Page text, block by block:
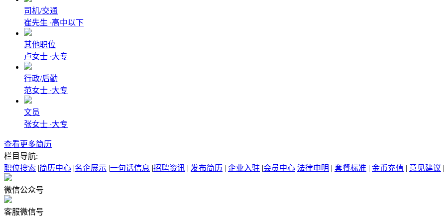
司机/交通
崔先生 ·高中以下
其他职位
卢女士 ·大专
行政/后勤
范女士 ·大专
文员
张女士 ·大专
查看更多简历
栏目导航:
职位搜索 |简历中心 |名企展示 |一句话信息 |招聘资讯 | 发布简历 | 企业入驻 |会员中心 法律申明 | 套餐标准 | 金币充值 | 意见建议 |
微信公众号
客服微信号